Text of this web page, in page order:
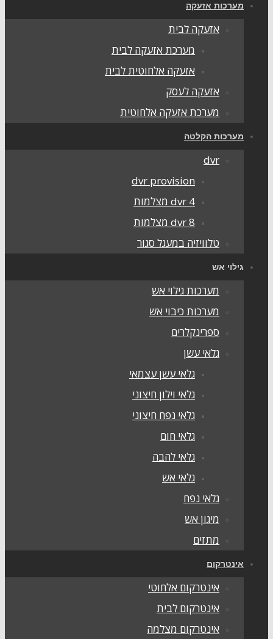
מערכות אזעקה
אזעקה לבית
מערכת אזעקה לבית
אזעקה אלחוטית לבית
אזעקה לעסק
מערכת אזעקה אלחוטית
מערכות הקלטה
dvr
dvr provision
dvr 4 מצלמות
dvr 8 מצלמות
טלוויזיה במעגל סגור
גילוי אש
מערכות גילוי אש
מערכות כיבוי אש
ספרינקלרים
גלאי עשן
גלאי עשן עצמאי
גלאי וילון חיצוני
גלאי נפח חיצוני
גלאי חום
גלאי להבה
גלאי אש
גלאי נפח
מיגון אש
מתזים
אינטרקום
אינטרקום אלחוטי
אינטרקום לבית
אינטרקום מצלמה